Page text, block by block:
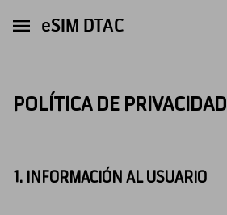
eSIM DTAC
POLÍTICA DE PRIVACIDAD
1. INFORMACIÓN AL USUARIO